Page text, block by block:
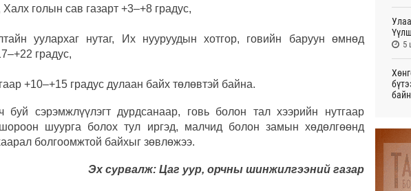
голын сав газарт +3–+8 градус,
уулархаг нутаг, Их нууруудын хотгор, говийн баруун өмнөд
градус,
+10–+15 градус дулаан байх төлөвтэй байна.
буй сэрэмжлүүлэгт дурдсанаар, говь болон тал хээрийн нутгаар
шуурга болох тул иргэд, малчид болон замын хөдөлгөөнд
болгоомжтой байхыг зөвлөжээ.
Эх сурвалж: Цаг уур, орчны шинжилгээний газар
5